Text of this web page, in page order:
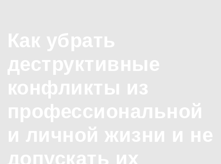
Как убрать
деструктивные
конфликты из
профессиональной
и личной жизни и не
допускать их